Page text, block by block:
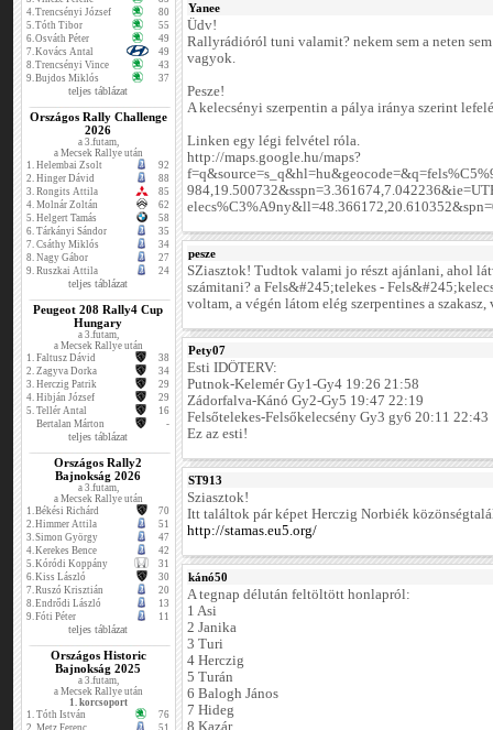
4.Trencsényi József
80
5.Tóth Tibor
55
6.Osváth Péter
49
7.Kovács Antal
49
8.Trencsényi Vince
43
9.Bujdos Miklós 37
teljes táblázat
Országos Rally Challenge
2026
a 3.futam,
a Mecsek Rallye után
1. Helembai Zsolt
92
2. Hinger Dávid
88
3. Rongits Attila
85
4. Molnár Zoltán
62
5. Helgert Tamás
58
6. Tárkányi Sándor
35
7. Csáthy Miklós
34
8. Nagy Gábor
27
9. Ruszkai Attila 24
teljes táblázat
Peugeot 208 Rally4 Cup
Hungary
a 3.futam,
a Mecsek Rallye után
1. Faltusz Dávid
38
2. Zagyva Dorka
34
3. Herczig Patrik
29
4. Hibján József
29
5. Tellér Antal
16
Bertalan Márton
-
teljes táblázat
Országos Rally2
Bajnokság 2026
a 3.futam,
a Mecsek Rallye után
1.Békési Richárd
70
2.Himmer Attila
51
3.Simon György
47
4.Kerekes Bence
42
5.Kóródi Koppány
31
6.Kiss László
30
7.Ruszó Krisztián
20
8.Endrődi László
13
9.Fóti Péter 11
teljes táblázat
Országos Historic
Bajnokság 2025
a 3.futam,
a Mecsek Rallye után
1. korcsoport
1. Tóth István
76
2. Metz Ferenc 51
Yanee
Üdv!
Rallyrádióról tuni valamit? nekem sem a neten
vagyok.
Pesze!
A kelecsényi szerpentin a pálya iránya szerint
Linken egy légi felvétel róla.
http://maps.google.hu/maps?
pesze
SZiasztok! Tudtok valami jo részt ajánlani, ahol
számitani? a Fels&#245;telekes -
voltam, a végén látom elég szerpentines a
Pety07
Esti IDŐTERV:
Putnok-Kelemér Gy1-Gy4 19:26 21:58
Zádorfalva-Kánó Gy2-Gy5 19:47 22:19
Felsőtelekes-Felsőkelecsény Gy3 gy6 20:11 22:43
Ez az esti!
ST913
Sziasztok!
Itt találtok pár képet Herczig Norbiék
http://stamas.eu5.org/
kánó50
A tegnap délután feltöltött honlapról:
1 Asi
2 Janika
3 Turi
4 Herczig
5 Turán
6 Balogh János
7 Hideg
8 Kazár